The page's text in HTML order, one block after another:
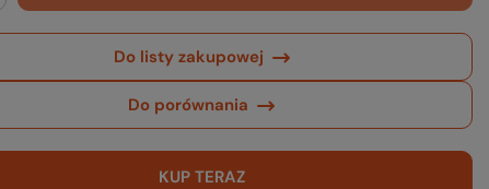
Do listy zakupowej
Do porównania
KUP TERAZ